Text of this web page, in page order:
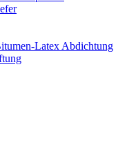
Latex Abdichtung